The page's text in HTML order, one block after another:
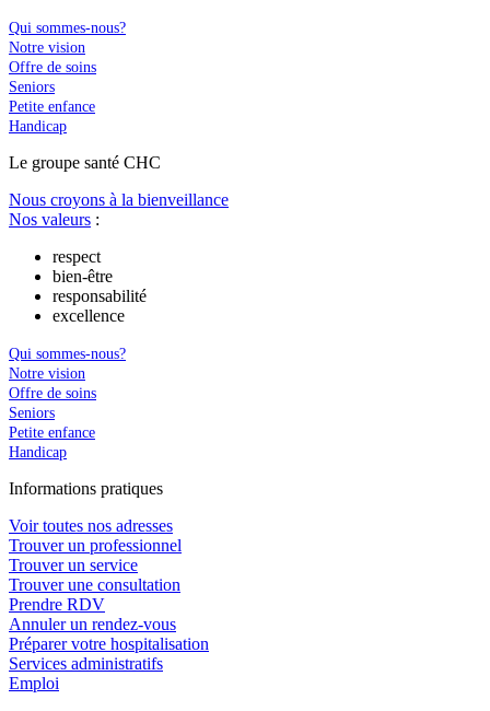
Qui sommes-nous?
Notre vision
Offre de soins
Seniors
Petite enfance
Handicap
Le groupe santé CHC
Nous croyons à la bienveillance
Nos valeurs :
respect
bien-être
responsabilité
excellence
Qui sommes-nous?
Notre vision
Offre de soins
Seniors
Petite enfance
Handicap
Informations pratiques
Voir toutes nos adresses
Trouver un professionnel
Trouver un service
Trouver une consultation
Prendre RDV
Annuler un rendez-vous
Préparer votre hospitalisation
Services administratifs
Emploi​